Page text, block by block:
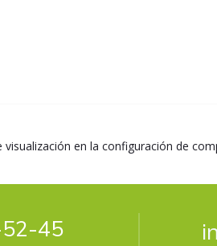
en la configuración de
45